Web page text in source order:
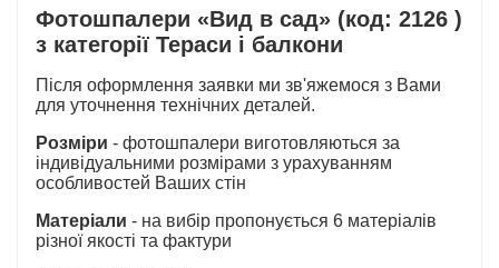
Фотошпалери «Вид в сад» (код: 2126 )
з категорії Тераси і балкони
Після оформлення заявки ми зв'яжемося з Вами
для уточнення технічних деталей.
Розміри - фотошпалери виготовляються за
індивідуальними розмірами з урахуванням
особливостей Ваших стін
Матеріали - на вибір пропонується 6 матеріалів
різної якості та фактури